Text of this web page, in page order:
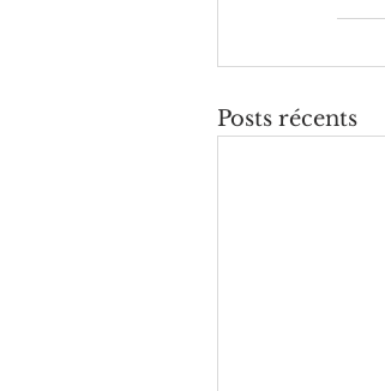
Posts récents